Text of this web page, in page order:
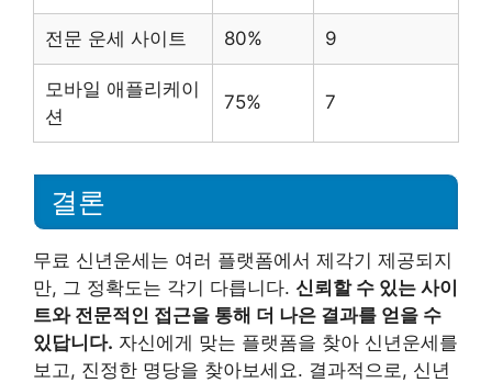
전문 운세 사이트 80% 9
모바일 애플리케이
션
75% 7
결론
무료 신년운세는 여러 플랫폼에서 제각기 제공되지
만, 그 정확도는 각기 다릅니다. 신뢰할 수 있는 사이
트와 전문적인 접근을 통해 더 나은 결과를 얻을 수
있답니다. 자신에게 맞는 플랫폼을 찾아 신년운세를
보고, 진정한 명당을 찾아보세요. 결과적으로, 신년